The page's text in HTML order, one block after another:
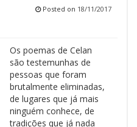
Posted on 18/11/2017
Os poemas de Celan
são testemunhas de
pessoas que foram
brutalmente eliminadas,
de lugares que já mais
ninguém conhece, de
tradições que já nada